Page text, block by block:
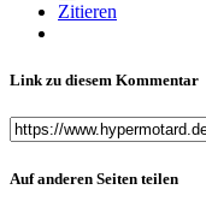
Zitieren
Link zu diesem Kommentar
Auf anderen Seiten teilen